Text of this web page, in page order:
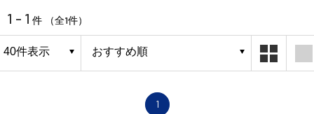
1 - 1 件 （全1件）
1